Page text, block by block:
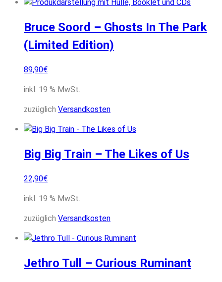
Bruce Soord – Ghosts In The Park
(Limited Edition)
89,90€
inkl. 19 % MwSt.
zuzüglich Versandkosten
Big Big Train – The Likes of Us
22,90€
inkl. 19 % MwSt.
zuzüglich Versandkosten
Jethro Tull – Curious Ruminant